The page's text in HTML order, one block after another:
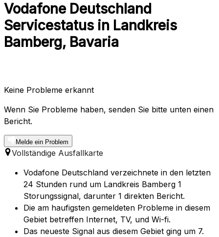
Vodafone Deutschland
Servicestatus in Landkreis
Bamberg, Bavaria
Keine Probleme erkannt
Wenn Sie Probleme haben, senden Sie bitte unten einen
Bericht.
Melde ein Problem
Vollständige Ausfallkarte
Vodafone Deutschland verzeichnete in den letzten
24 Stunden rund um Landkreis Bamberg 1
Storungssignal, darunter 1 direkten Bericht.
Die am haufigsten gemeldeten Probleme in diesem
Gebiet betreffen Internet, TV, und Wi-fi.
Das neueste Signal aus diesem Gebiet ging um 7.